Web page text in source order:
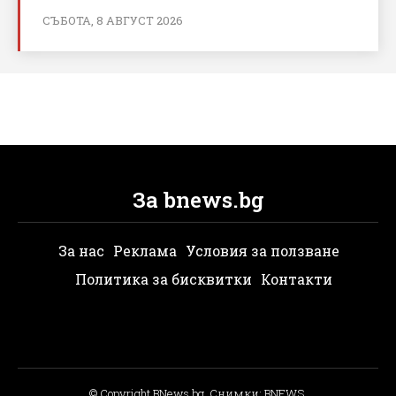
СЪБОТА, 8 АВГУСТ 2026
За bnews.bg
За нас Реклама Условия за ползване
Политика за бисквитки Контакти